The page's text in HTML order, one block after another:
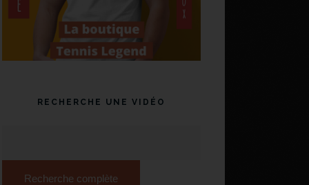
RECHERCHE UNE VIDÉO
Recherche complète